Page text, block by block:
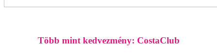
Több mint kedvezmény: CostaClub